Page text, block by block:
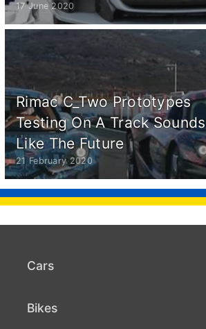
17 June 2020
Rimac C_Two Prototypes
Testing On A Track Sounds
Like The Future
21 February 2020
Cars
Bikes